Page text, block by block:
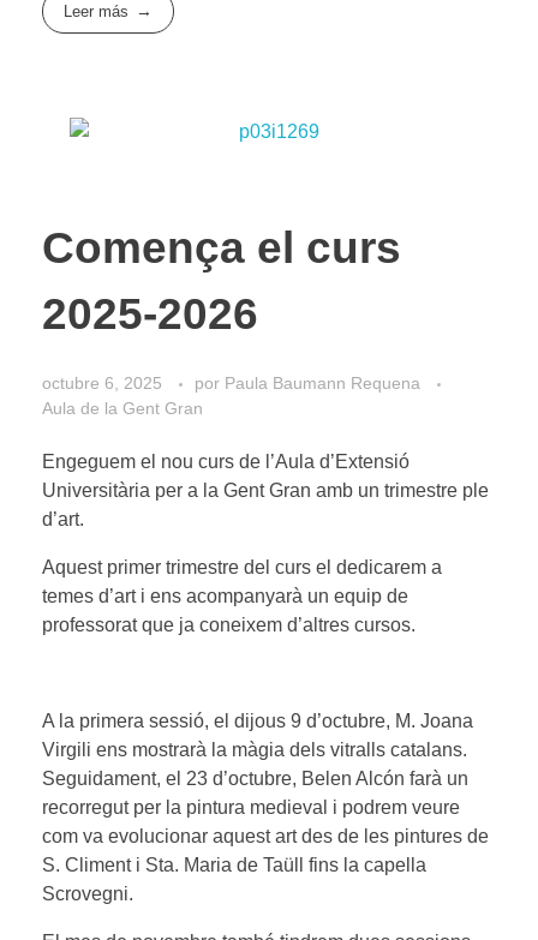
Leer más
Comença el curs
2025-2026
octubre 6, 2025 por Paula Baumann Requena
Aula de la Gent Gran
Engeguem el nou curs de l’Aula d’Extensió
Universitària per a la Gent Gran amb un trimestre ple
d’art.
Aquest primer trimestre del curs el dedicarem a
temes d’art i ens acompanyarà un equip de
professorat que ja coneixem d’altres cursos.
A la primera sessió, el dijous 9 d’octubre, M. Joana
Virgili ens mostrarà la màgia dels vitralls catalans.
Seguidament, el 23 d’octubre, Belen Alcón farà un
recorregut per la pintura medieval i podrem veure
com va evolucionar aquest art des de les pintures de
S. Climent i Sta. Maria de Taüll fins la capella
Scrovegni.